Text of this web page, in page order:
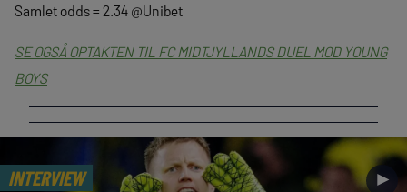
Samlet odds = 2.34 @Unibet
SE OGSÅ OPTAKTEN TIL FC MIDTJYLLANDS DUEL MOD YOUNG
BOYS
INTERVIEW ►